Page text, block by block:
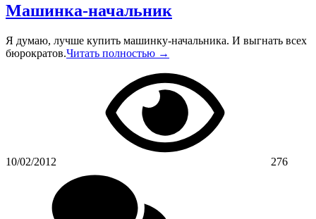
Машинка-начальник
Я думаю, лучше купить машинку-начальника. И выгнать всех
бюрократов.Читать полностью →
10/02/2012 276